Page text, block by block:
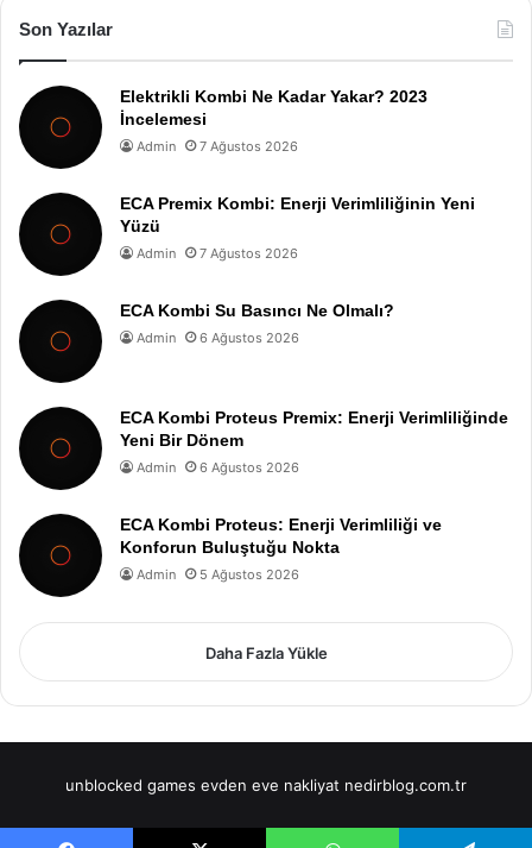
Son Yazılar
Elektrikli Kombi Ne Kadar Yakar? 2023
İncelemesi
Admin 7 Ağustos 2026
ECA Premix Kombi: Enerji Verimliliğinin Yeni
Yüzü
Admin 7 Ağustos 2026
ECA Kombi Su Basıncı Ne Olmalı?
Admin 6 Ağustos 2026
ECA Kombi Proteus Premix: Enerji Verimliliğinde
Yeni Bir Dönem
Admin 6 Ağustos 2026
ECA Kombi Proteus: Enerji Verimliliği ve
Konforun Buluştuğu Nokta
Admin 5 Ağustos 2026
Daha Fazla Yükle
unblocked games evden eve nakliyat nedirblog.com.tr